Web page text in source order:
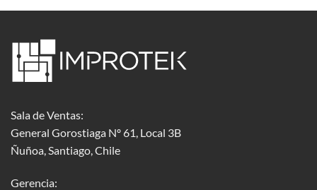
Sala de Ventas:
General Gorostiaga Nº 61, Local 3B
Ñuñoa, Santiago, Chile
Gerencia: